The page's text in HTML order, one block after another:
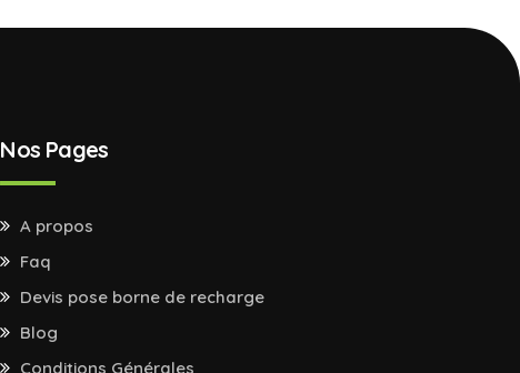
Nos Pages
A propos
Faq
Devis pose borne de recharge
Blog
Conditions Générales